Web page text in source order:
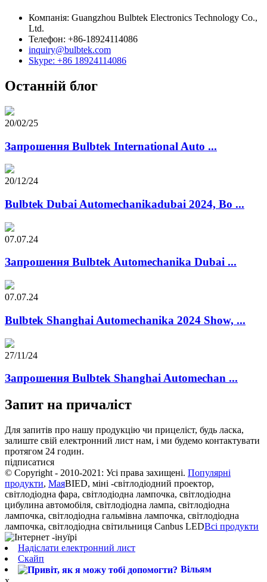
Компанія: Guangzhou Bulbtek Electronics Technology Co.,
Ltd.
Телефон: +86-18924114086
inquiry@bulbtek.com
Skype: +86 18924114086
Останній блог
20/02/25
Запрошення Bulbtek International Auto ...
20/12/24
Bulbtek Dubai Automechanikadubai 2024, Bo ...
07.07.24
Запрошення Bulbtek Automechanika Dubai ...
07.07.24
Bulbtek Shanghai Automechanika 2024 Show, ...
27/11/24
Запрошення Bulbtek Shanghai Automechan ...
Запит на причаліст
Для запитів про нашу продукцію чи прицеліст, будь ласка,
залиште свій електронний лист нам, і ми будемо контактувати
протягом 24 годин.
підписатися
© Copyright - 2010-2021: Усі права захищені. Популярні
продукти, МаяBIED, міні -світлодіодний проектор,
світлодіодна фара, світлодіодна лампочка, світлодіодна
цибулина автомобіля, світлодіодна лампа, світлодіодна
лампочка, світлодіодна гальмівна лампочка, світлодіодна
лампочка, світлодіодна світильниця Canbus LEDВсі продукти
Надіслати електронний лист
Скайп
Вільям